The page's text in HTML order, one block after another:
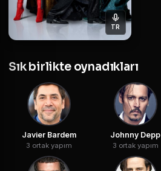
TR
Sık birlikte oynadıkları
Javier Bardem
3 ortak yapım
Johnny Depp
3 ortak yapım